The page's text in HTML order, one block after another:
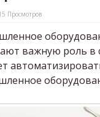
Просмотров
важную роль